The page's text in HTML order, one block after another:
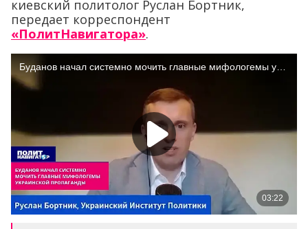
киевский политолог Руслан Бортник,
передает корреспондент
«ПолитНавигатора».